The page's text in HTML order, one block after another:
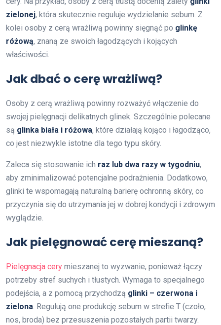
zielonej, która skutecznie reguluje wydzielanie sebum. Z
kolei osoby z cerą wrażliwą powinny sięgnąć po glinkę
różową, znaną ze swoich łagodzących i kojących
właściwości.
Jak dbać o cerę wrażliwą?
Osoby z cerą wrażliwą powinny rozważyć włączenie do
swojej pielęgnacji delikatnych glinek. Szczególnie polecane
są glinka biała i różowa, które działają kojąco i łagodząco,
co jest niezwykle istotne dla tego typu skóry.
Zaleca się stosowanie ich raz lub dwa razy w tygodniu,
aby zminimalizować potencjalne podrażnienia. Dodatkowo,
glinki te wspomagają naturalną barierę ochronną skóry, co
przyczynia się do utrzymania jej w dobrej kondycji i zdrowym
wyglądzie.
Jak pielęgnować cerę mieszaną?
Pielęgnacja cery mieszanej to wyzwanie, ponieważ łączy
potrzeby stref suchych i tłustych. Wymaga to specjalnego
podejścia, a z pomocą przychodzą glinki – czerwona i
zielona. Regulują one produkcję sebum w strefie T (czoło,
nos, broda) bez przesuszenia pozostałych partii twarzy.